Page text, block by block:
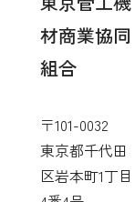
材商業協同
組合
〒101-0032
東京都千代田
区岩本町1丁目